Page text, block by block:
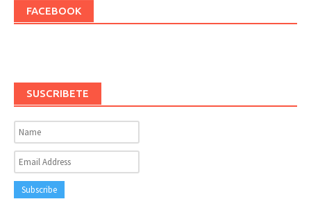
FACEBOOK
SUSCRIBETE